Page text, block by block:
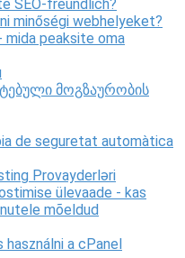
SEO-freundlich?
minőségi webhelyeket?
mida peaksite oma
მოგზაურობის
de seguretat automàtica
Provayderləri
ülevaade - kas
mõeldud
a cPanel